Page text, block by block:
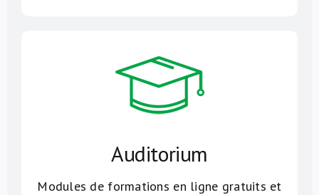
Auditorium
Modules de formations en ligne gratuits et